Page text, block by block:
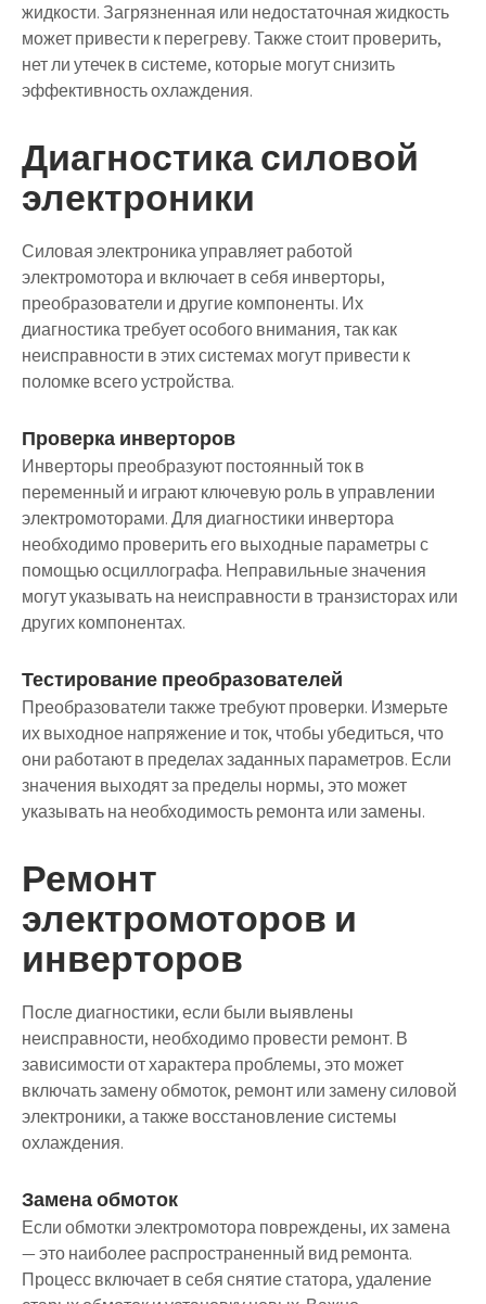
жидкости. Загрязненная или недостаточная жидкость
может привести к перегреву. Также стоит проверить,
нет ли утечек в системе, которые могут снизить
эффективность охлаждения.
Диагностика силовой
электроники
Силовая электроника управляет работой
электромотора и включает в себя инверторы,
преобразователи и другие компоненты. Их
диагностика требует особого внимания, так как
неисправности в этих системах могут привести к
поломке всего устройства.
Проверка инверторов
Инверторы преобразуют постоянный ток в
переменный и играют ключевую роль в управлении
электромоторами. Для диагностики инвертора
необходимо проверить его выходные параметры с
помощью осциллографа. Неправильные значения
могут указывать на неисправности в транзисторах или
других компонентах.
Тестирование преобразователей
Преобразователи также требуют проверки. Измерьте
их выходное напряжение и ток, чтобы убедиться, что
они работают в пределах заданных параметров. Если
значения выходят за пределы нормы, это может
указывать на необходимость ремонта или замены.
Ремонт
электромоторов и
инверторов
После диагностики, если были выявлены
неисправности, необходимо провести ремонт. В
зависимости от характера проблемы, это может
включать замену обмоток, ремонт или замену силовой
электроники, а также восстановление системы
охлаждения.
Замена обмоток
Если обмотки электромотора повреждены, их замена
— это наиболее распространенный вид ремонта.
Процесс включает в себя снятие статора, удаление